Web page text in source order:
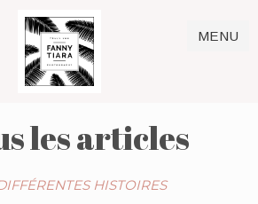
MENU
les articles
HISTOIRES